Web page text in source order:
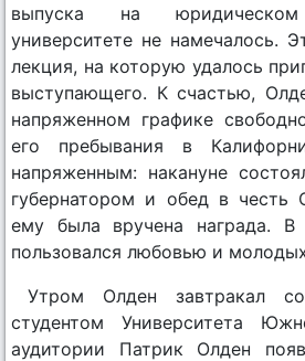
выпуска на
университете не намечалось.
лекция, на которую удалось
выступающего. К счастью,
напряженном графике
его пребывания в
напряженным: накануне
губернатором и обед в честь
ему была вручена награда.
пользовался любовью и
Утром Олден завтракал
студентом Университета
аудитории Патрик Олден